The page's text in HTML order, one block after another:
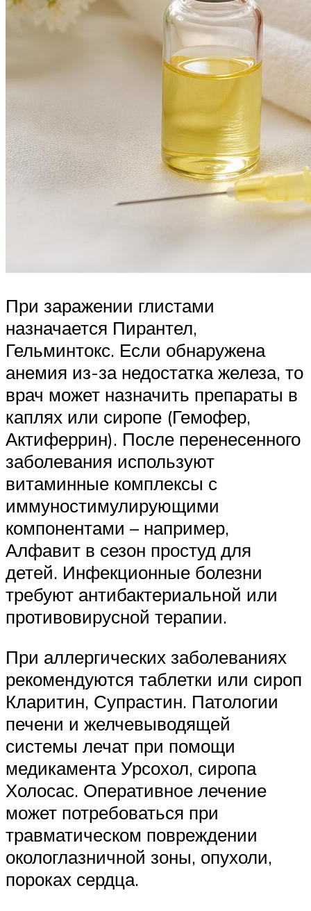
При заражении глистами
назначается Пирантел,
Гельминтокс. Если обнаружена
анемия из-за недостатка железа, то
врач может назначить препараты в
каплях или сиропе (Гемофер,
Актиферрин). После перенесенного
заболевания используют
витаминные комплексы с
иммуностимулирующими
компонентами – например,
Алфавит в сезон простуд для
детей. Инфекционные болезни
требуют антибактериальной или
противовирусной терапии.
При аллергических заболеваниях
рекомендуются таблетки или сироп
Кларитин, Супрастин. Патологии
печени и желчевыводящей
системы лечат при помощи
медикамента Урсохол, сиропа
Холосас. Оперативное лечение
может потребоваться при
травматическом повреждении
окологлазничной зоны, опухоли,
пороках сердца.